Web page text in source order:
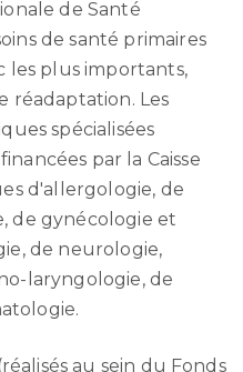
de Santé
de santé primaires
les plus importants,
réadaptation. Les
spécialisées
par la Caisse
d'allergologie, de
de gynécologie et
de neurologie,
laryngologie, de
au sein du Fonds